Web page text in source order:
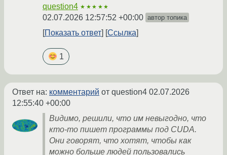
question4 ★★★★★
02.07.2026 12:57:52 +00:00 автор топика
Показать ответ Ссылка
1
Ответ на: комментарий от question4 02.07.2026
12:55:40 +00:00
Видимо, решили, что им невыгодно, что
кто-то пишет программы под CUDA.
Они говорят, что хотят, чтобы как
можно больше людей пользовались